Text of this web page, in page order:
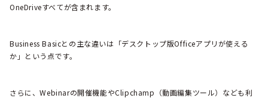
OneDriveすべてが含まれます。
Business Basicとの主な違いは「デスクトップ版Officeアプリが使える
か」という点です。
さらに、Webinarの開催機能やClipchamp（動画編集ツール）なども利